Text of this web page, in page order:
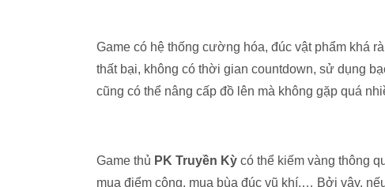
Game có hệ thống cường hóa, đúc vật phẩm khá
thất bại, không có thời gian countdown, sử dụng
cũng có thể nâng cấp đồ lên mà không gặp quá
Game thủ PK Truyền Kỳ có thể kiếm vàng thông
mua điểm cộng, mua bùa đúc vũ khí,… Bởi vậy,